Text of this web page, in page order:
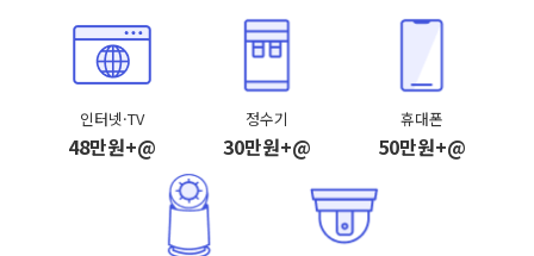
인터넷·TV
48만원+@
정수기
30만원+@
휴대폰
50만원+@